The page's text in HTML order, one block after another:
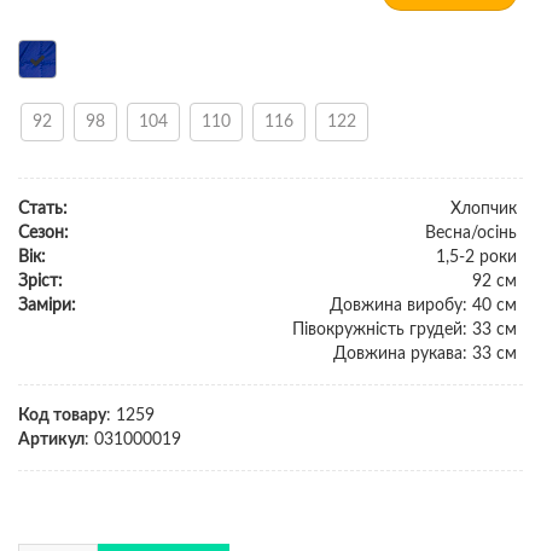
92 98 104 110 116 122
Стать:
Хлопчик
Сезон:
Весна/осінь
Вік:
1,5-2 роки
Зріст:
92 см
Заміри:
Довжина виробу: 40 см
Півокружність грудей: 33 см
Довжина рукава: 33 см
Код товару: 1259
Артикул: 031000019